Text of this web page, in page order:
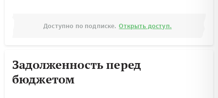
Доступно по подписке. Открыть доступ.
Задолженность перед
бюджетом